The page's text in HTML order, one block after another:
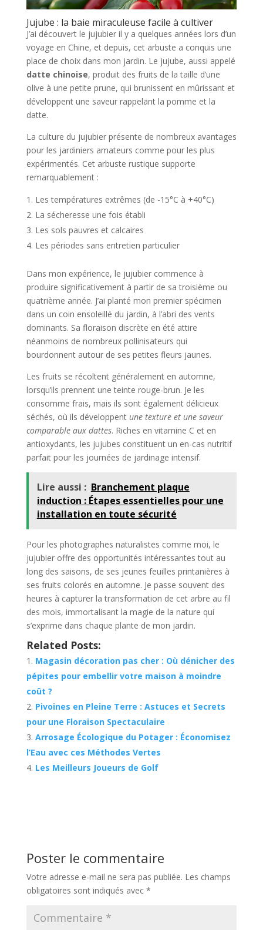
Jujube : la baie miraculeuse facile à cultiver
J’ai découvert le jujubier il y a quelques années lors d’un
voyage en Chine, et depuis, cet arbuste a conquis une
place de choix dans mon jardin. Le jujube, aussi appelé
datte chinoise, produit des fruits de la taille d’une
olive à une petite prune, qui brunissent en mûrissant et
développent une saveur rappelant la pomme et la
datte.
La culture du jujubier présente de nombreux avantages
pour les jardiniers amateurs comme pour les plus
expérimentés. Cet arbuste rustique supporte
remarquablement :
Les températures extrêmes (de -15°C à +40°C)
La sécheresse une fois établi
Les sols pauvres et calcaires
Les périodes sans entretien particulier
Dans mon expérience, le jujubier commence à
produire significativement à partir de sa troisième ou
quatrième année. J’ai planté mon premier spécimen
dans un coin ensoleillé du jardin, à l’abri des vents
dominants. Sa floraison discrète en été attire
néanmoins de nombreux pollinisateurs qui
bourdonnent autour de ses petites fleurs jaunes.
Les fruits se récoltent généralement en automne,
lorsqu’ils prennent une teinte rouge-brun. Je les
consomme frais, mais ils sont également délicieux
séchés, où ils développent une texture et une saveur
comparable aux dattes. Riches en vitamine C et en
antioxydants, les jujubes constituent un en-cas nutritif
parfait pour les journées de jardinage intensif.
Lire aussi : Branchement plaque
induction : Étapes essentielles pour une
installation en toute sécurité​
Pour les photographes naturalistes comme moi, le
jujubier offre des opportunités intéressantes tout au
long des saisons, de ses jeunes feuilles printanières à
ses fruits colorés en automne. Je passe souvent des
heures à capturer la transformation de cet arbre au fil
des mois, immortalisant la magie de la nature qui
s’exprime dans chaque plante de mon jardin.
Related Posts:
Magasin décoration pas cher : Où dénicher des
pépites pour embellir votre maison à moindre
coût​ ?
Pivoines en Pleine Terre : Astuces et Secrets
pour une Floraison Spectaculaire
Arrosage Écologique du Potager : Économisez
l’Eau avec ces Méthodes Vertes
Les Meilleurs Joueurs de Golf
Poster le commentaire
Votre adresse e-mail ne sera pas publiée. Les champs
obligatoires sont indiqués avec *